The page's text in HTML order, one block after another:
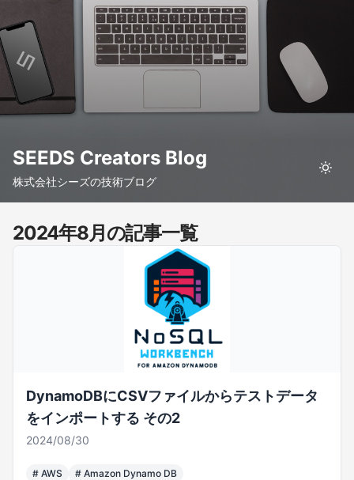
SEEDS Creators Blog
株式会社シーズの技術ブログ
2024年8月の記事一覧
DynamoDBにCSVファイルからテストデータ
をインポートする その2
2024/08/30
# AWS # Amazon Dynamo DB